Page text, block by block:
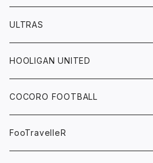
ULTRAS
HOOLIGAN UNITED
COCORO FOOTBALL
FooTravelleR